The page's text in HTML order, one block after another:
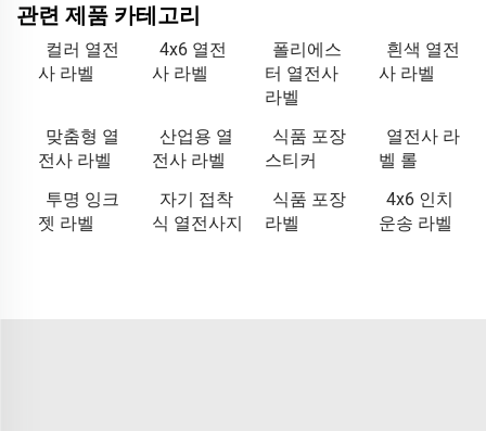
관련 제품 카테고리
컬러 열전
사 라벨
4x6 열전
사 라벨
폴리에스
터 열전사
라벨
흰색 열전
사 라벨
맞춤형 열
전사 라벨
산업용 열
전사 라벨
식품 포장
스티커
열전사 라
벨 롤
투명 잉크
젯 라벨
자기 접착
식 열전사지
식품 포장
라벨
4x6 인치
운송 라벨